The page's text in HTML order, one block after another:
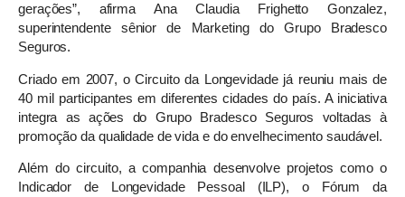
gerações”, afirma Ana Claudia Frighetto Gonzalez,
superintendente sênior de Marketing do Grupo Bradesco
Seguros.
Criado em 2007, o Circuito da Longevidade já reuniu mais de
40 mil participantes em diferentes cidades do país. A iniciativa
integra as ações do Grupo Bradesco Seguros voltadas à
promoção da qualidade de vida e do envelhecimento saudável.
Além do circuito, a companhia desenvolve projetos como o
Indicador de Longevidade Pessoal (ILP), o Fórum da